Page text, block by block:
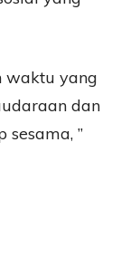
waktu yang
dan
”